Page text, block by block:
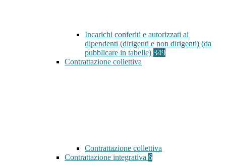
Incarichi conferiti e autorizzati ai
dipendenti (dirigenti e non dirigenti) (da
pubblicare in tabelle) 349
Contrattazione collettiva
Contrattazione collettiva
Contrattazione integrativa 6